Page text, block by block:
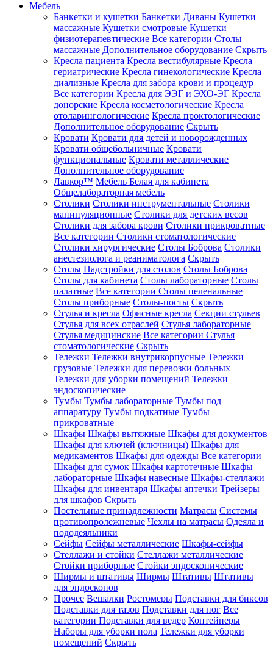
Мебель
Банкетки и кушетки Банкетки Диваны Кушетки
массажные Кушетки смотровые Кушетки
физиотерапевтические Все категории Столы
массажные Дополнительное оборудование Скрыть
Кресла пациента Кресла вестибулярные Кресла
гериатрические Кресла гинекологические Кресла
диализные Кресла для забора крови и процедур
Все категории Кресла для ЭЭГ и ЭХО-ЭГ Кресла
донорские Кресла косметологические Кресла
отоларингологические Кресла проктологические
Дополнительное оборудование Скрыть
Кровати Кровати для детей и новорожденных
Кровати общебольничные Кровати
функциональные Кровати металлические
Дополнительное оборудование
Лавкор™ Мебель Белая для кабинета
Общелабораторная мебель
Столики Столики инструментальные Столики
манипуляционные Столики для детских весов
Столики для забора крови Столики прикроватные
Все категории Столики стоматологические
Столики хирургические Столы Боброва Столики
анестезиолога и реаниматолога Скрыть
Столы Надстройки для столов Столы Боброва
Столы для кабинета Столы лабораторные Столы
палатные Все категории Столы пеленальные
Столы приборные Столы-посты Скрыть
Стулья и кресла Офисные кресла Секции стульев
Стулья для всех отраслей Стулья лабораторные
Стулья медицинские Все категории Стулья
стоматологические Скрыть
Тележки Тележки внутрикорпусные Тележки
грузовые Тележки для перевозки больных
Тележки для уборки помещений Тележки
эндоскопические
Тумбы Тумбы лабораторные Тумбы под
аппаратуру Тумбы подкатные Тумбы
прикроватные
Шкафы Шкафы вытяжные Шкафы для документов
Шкафы для ключей (ключницы) Шкафы для
медикаментов Шкафы для одежды Все категории
Шкафы для сумок Шкафы картотечные Шкафы
лабораторные Шкафы навесные Шкафы-стеллажи
Шкафы для инвентаря Шкафы аптечки Трейзеры
для шкафов Скрыть
Постельные принадлежности Матрасы Системы
противопролежневые Чехлы на матрасы Одеяла и
пододеяльники
Сейфы Сейфы металлические Шкафы-сейфы
Стеллажи и стойки Стеллажи металлические
Стойки приборные Стойки эндоскопические
Ширмы и штативы Ширмы Штативы Штативы
для эндоскопов
Прочее Вешалки Ростомеры Подставки для биксов
Подставки для тазов Подставки для ног Все
категории Подставки для ведер Контейнеры
Наборы для уборки пола Тележки для уборки
помещений Скрыть